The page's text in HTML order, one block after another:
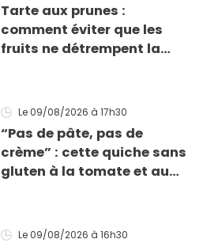
Tarte aux prunes :
comment éviter que les
fruits ne détrempent la
Le 09/08/2026 à 17h30
“Pas de pâte, pas de
crème” : cette quiche sans
gluten à la tomate et au
Le 09/08/2026 à 16h30